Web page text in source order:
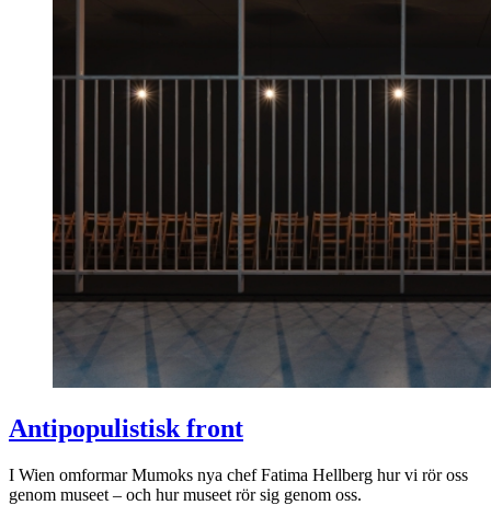
Antipopulistisk front
I Wien omformar Mumoks nya chef Fatima Hellberg hur vi rör oss
genom museet – och hur museet rör sig genom oss.